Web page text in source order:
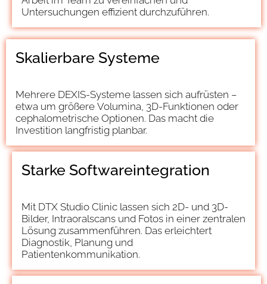
Untersuchungen effizient durchzuführen.
Skalierbare Systeme
Mehrere DEXIS-Systeme lassen sich aufrüsten –
etwa um größere Volumina, 3D-Funktionen oder
cephalometrische Optionen. Das macht die
Investition langfristig planbar.
Starke Softwareintegration
Mit DTX Studio Clinic lassen sich 2D- und 3D-
Bilder, Intraoralscans und Fotos in einer zentralen
Lösung zusammenführen. Das erleichtert
Diagnostik, Planung und
Patientenkommunikation.